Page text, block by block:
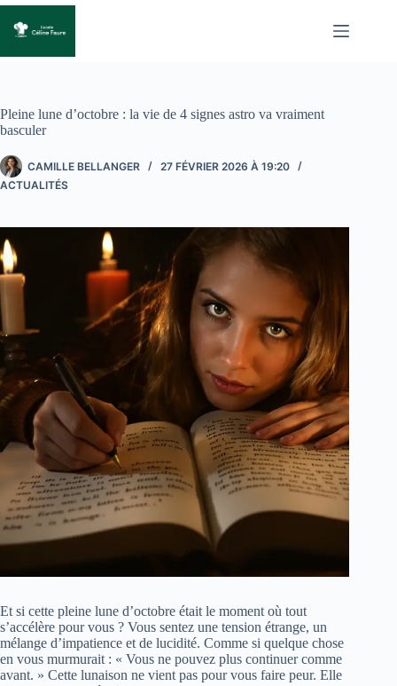
Passer
contenu
Pleine lune d’octobre : la vie de 4 signes astro va vraiment
basculer
CAMILLE BELLANGER
27 FÉVRIER 2026 À 19:20
ACTUALITÉS
Et si cette pleine lune d’octobre était le moment où tout
s’accélère pour vous ? Vous sentez une tension étrange, un
mélange d’impatience et de lucidité. Comme si quelque chose
en vous murmurait : « Vous ne pouvez plus continuer comme
avant. » Cette lunaison ne vient pas pour vous faire peur. Elle